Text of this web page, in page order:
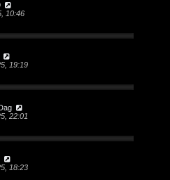
10:46
19:19
22:01
18:23